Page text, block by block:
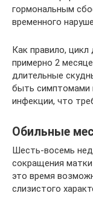
гормональным
временного
Как правило,
примерно 2
длительные
быть симптомами
инфекции, что
Обильные
Шесть-восемь
сокращения
это время
слизистого